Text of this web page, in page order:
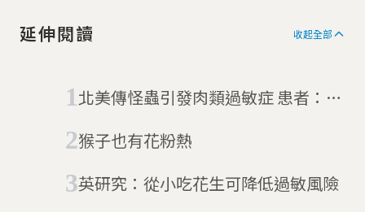
延伸閱讀 收起全部
北美傳怪蟲引發肉類過敏症 患者：連
猴子也有花粉熱
英研究：從小吃花生可降低過敏風險